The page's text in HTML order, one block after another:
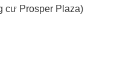
cư Prosper Plaza)